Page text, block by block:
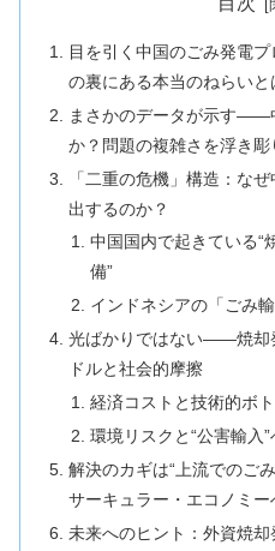
目を引く中国のごみ発電
の裏にある本当のねらいと
まさかのデータが示す――
か？問題の複雑さを浮き彫
「二重の危機」構造：な
出するのか？
中国国内で起きている“
備”
インドネシアの「ごみ
光ばかりではない――焼却
ドルと社会的摩擦
経済コストと技術的ボ
環境リスクと“公害輸入
解決のカギは“上流でのご
サーキュラー・エコノミー
未来へのヒント：外資焼却